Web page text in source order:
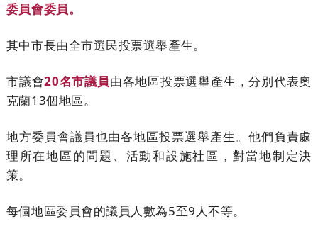
委員會委員。
其中市長由全市選民投票選舉產生。
市議會20名市議員由各地區投票選舉產生，分別代表奧
克蘭13個地區。
地方委員會議員也由各地區投票選舉產生。他們負責處
理所在地區的問題、活動和設施社區，對當地制定決
策。
每個地區委員會的議員人數為5至9人不等。